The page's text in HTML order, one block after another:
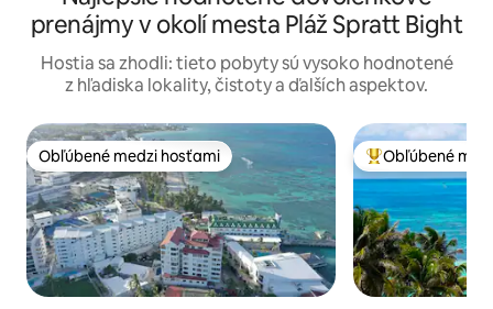
prenájmy v okolí mesta Pláž Spratt Bight
Hostia sa zhodli: tieto pobyty sú vysoko hodnotené
z hľadiska lokality, čistoty a ďalších aspektov.
Obľúbené medzi hosťami
Obľúbené medzi hosťami Najobľúbenejšie
Obľúbené